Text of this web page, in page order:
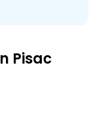
para vender
gratuitas a las
y llevadera, y
del paisaje
de la
Pisac